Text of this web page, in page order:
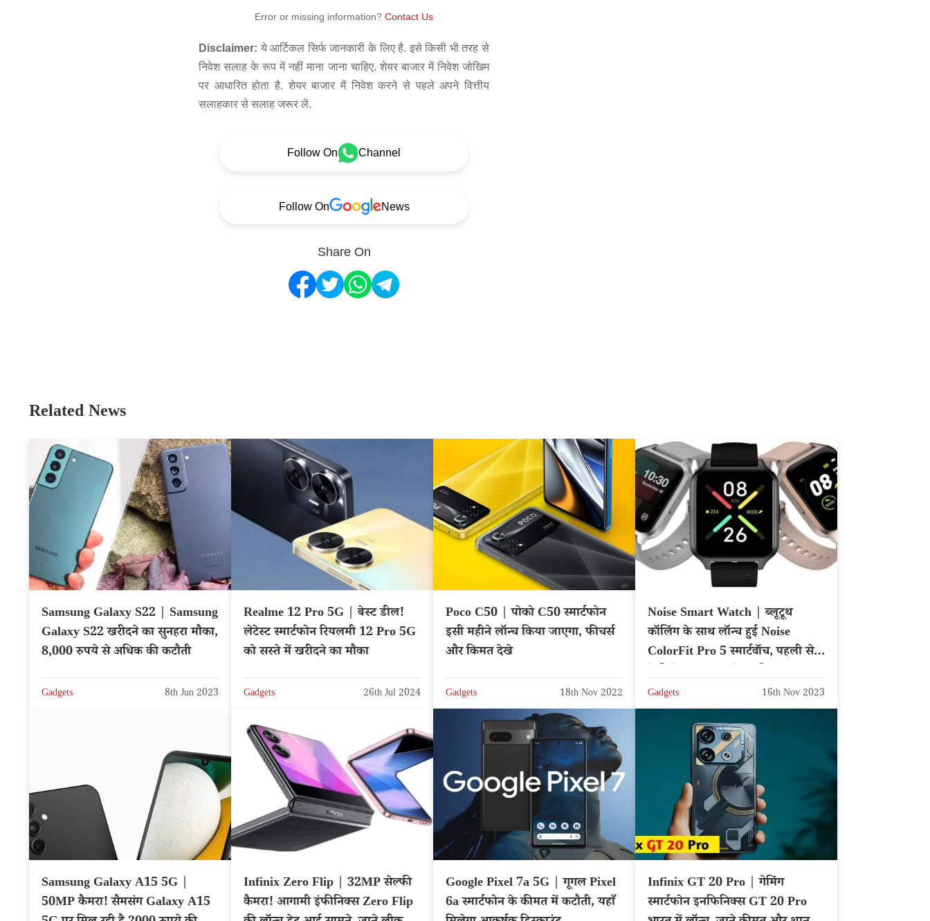
Error or missing information? Contact Us
Disclaimer: ये आर्टिकल सिर्फ जानकारी के लिए है. इसे किसी भी तरह से
निवेश सलाह के रूप में नहीं माना जाना चाहिए. शेयर बाजार में निवेश जोखिम
पर आधारित होता है. शेयर बाजार में निवेश करने से पहले अपने वित्तीय
सलाहकार से सलाह जरूर लें.
Follow On Channel
Follow On News
Share On
Related News
Samsung Galaxy S22 | Samsung
Galaxy S22 खरीदने का सुनहरा मौका,
8,000 रुपये से अधिक की कटौती
Gadgets 8th Jun 2023
Realme 12 Pro 5G | बेस्ट डील!
लेटेस्ट स्मार्टफोन रियलमी 12 Pro 5G
को सस्ते में खरीदने का मौका
Gadgets 26th Jul 2024
Poco C50 | पोको C50 स्मार्टफोन
इसी महीने लॉन्च किया जाएगा, फीचर्स
और किमत देखे
Gadgets 18th Nov 2022
Noise Smart Watch | ब्लूटूथ
कॉलिंग के साथ लॉन्च हुई Noise
ColorFit Pro 5 स्मार्टवॉच, पहली सेल
Gadgets 16th Nov 2023
Samsung Galaxy A15 5G |
50MP कैमरा! सैमसंग Galaxy A15
Infinix Zero Flip | 32MP सेल्फी
कैमरा! आगामी इंफीनिक्स Zero Flip
Google Pixel 7a 5G | गूगल Pixel
6a स्मार्टफोन के कीमत में कटौती, यहाँ
Infinix GT 20 Pro | गेमिंग
स्मार्टफोन इनफिनिक्स GT 20 Pro